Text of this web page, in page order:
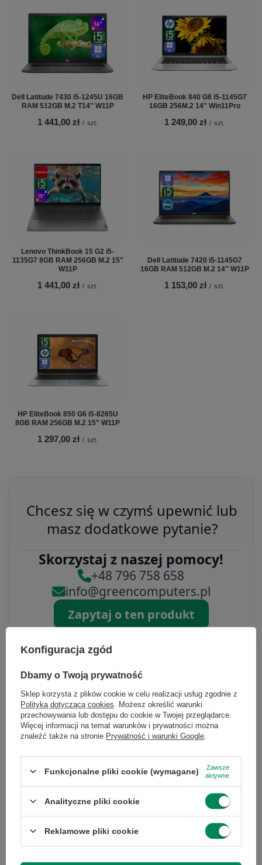
Dell Latitude 7430 i5-1245U 16GB
RAM 512GB M.2 T14'' W11P
1 441,00 zł / szt.
HP EliteBook 840 G8 i5-1145G7
16GB 256M.2 14" Win11Pro
1 249,00 zł / szt.
Lenovo ThinkBook 15 G2 i5-
1135G7 8GB RAM 256GB M.2 15"
W11P
1 441,00 zł / szt.
Dell Latitude 7420 i5-1145G7
16GB RAM 512GB M.2 14" W11P
1 153,00 zł / szt.
HP EliteBook 850 G6 i5-8265U
8GB RAM 256GB M.2 15" W11P
1 297,00 zł / szt.
Chcesz się w czymś upewnić lub
masz dodatkowe pytanie?
Skorzystaj z naszej pomocy!
+48 796 758 658
info@greencomputers.pl
Zapytaj o ten produkt
Specyfikacja
Seria Latitude
Gwarancja
Gwarancja na 12
Konfiguracja zgód
Dbamy o Twoją prywatność
Sklep korzysta z plików cookie w celu realizacji usług zgodnie z
Polityką dotyczącą cookies . Możesz określić warunki
przechowywania lub dostępu do cookie w Twojej przeglądarce.
Więcej informacji na temat warunków i prywatności można
znaleźć także na stronie Prywatność i warunki Google
Funkcjonalne pliki cookie (wymagane)
Zawsze
aktywne
Analityczne pliki cookie
Reklamowe pliki cookie